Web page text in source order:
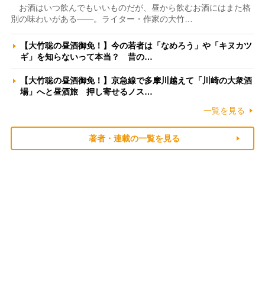
お酒はいつ飲んでもいいものだが、昼から飲むお酒にはまた格
別の味わいがある――。ライター・作家の大竹…
【大竹聡の昼酒御免！】今の若者は「なめろう」や「キヌカツ
ギ」を知らないって本当？ 昔の…
【大竹聡の昼酒御免！】京急線で多摩川越えて「川崎の大衆酒
場」へと昼酒旅 押し寄せるノス…
一覧を見る
著者・連載の一覧を見る